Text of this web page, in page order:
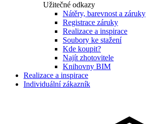
Užitečné odkazy
Nátěry, barevnost a záruky
Registrace záruky
Realizace a inspirace
Soubory ke stažení
Kde koupit?
Najít zhotovitele
Knihovny BIM
Realizace a inspirace
Individuální zákazník